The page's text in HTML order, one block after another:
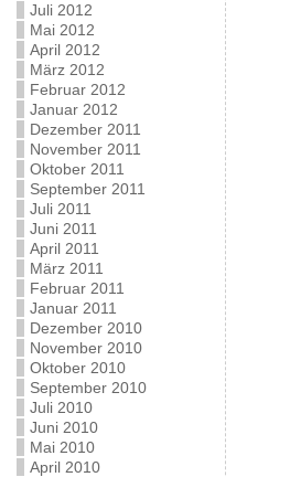
Juli 2012
Mai 2012
April 2012
März 2012
Februar 2012
Januar 2012
Dezember 2011
November 2011
Oktober 2011
September 2011
Juli 2011
Juni 2011
April 2011
März 2011
Februar 2011
Januar 2011
Dezember 2010
November 2010
Oktober 2010
September 2010
Juli 2010
Juni 2010
Mai 2010
April 2010